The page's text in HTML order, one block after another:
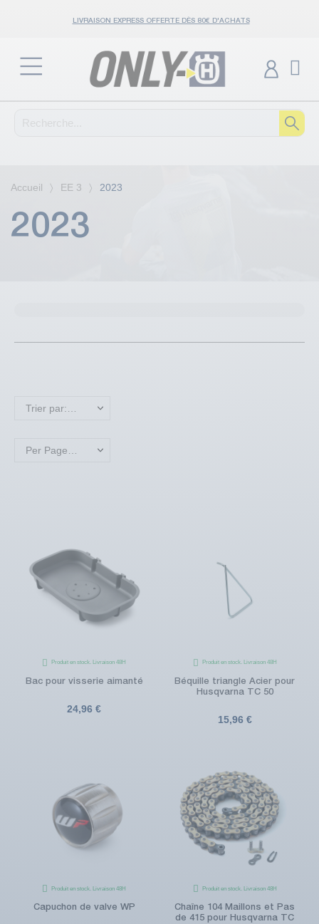
LIVRAISON EXPRESS OFFERTE DÈS 80€ D'ACHATS
Accueil EE 3 2023
2023
Produit en stock. Livraison 48H
Bac pour visserie aimanté
24,96 €
Produit en stock. Livraison 48H
Béquille triangle Acier pour
Husqvarna TC 50
15,96 €
Produit en stock. Livraison 48H
Capuchon de valve WP
Produit en stock. Livraison 48H
Chaîne 104 Maillons et Pas
de 415 pour Husqvarna TC